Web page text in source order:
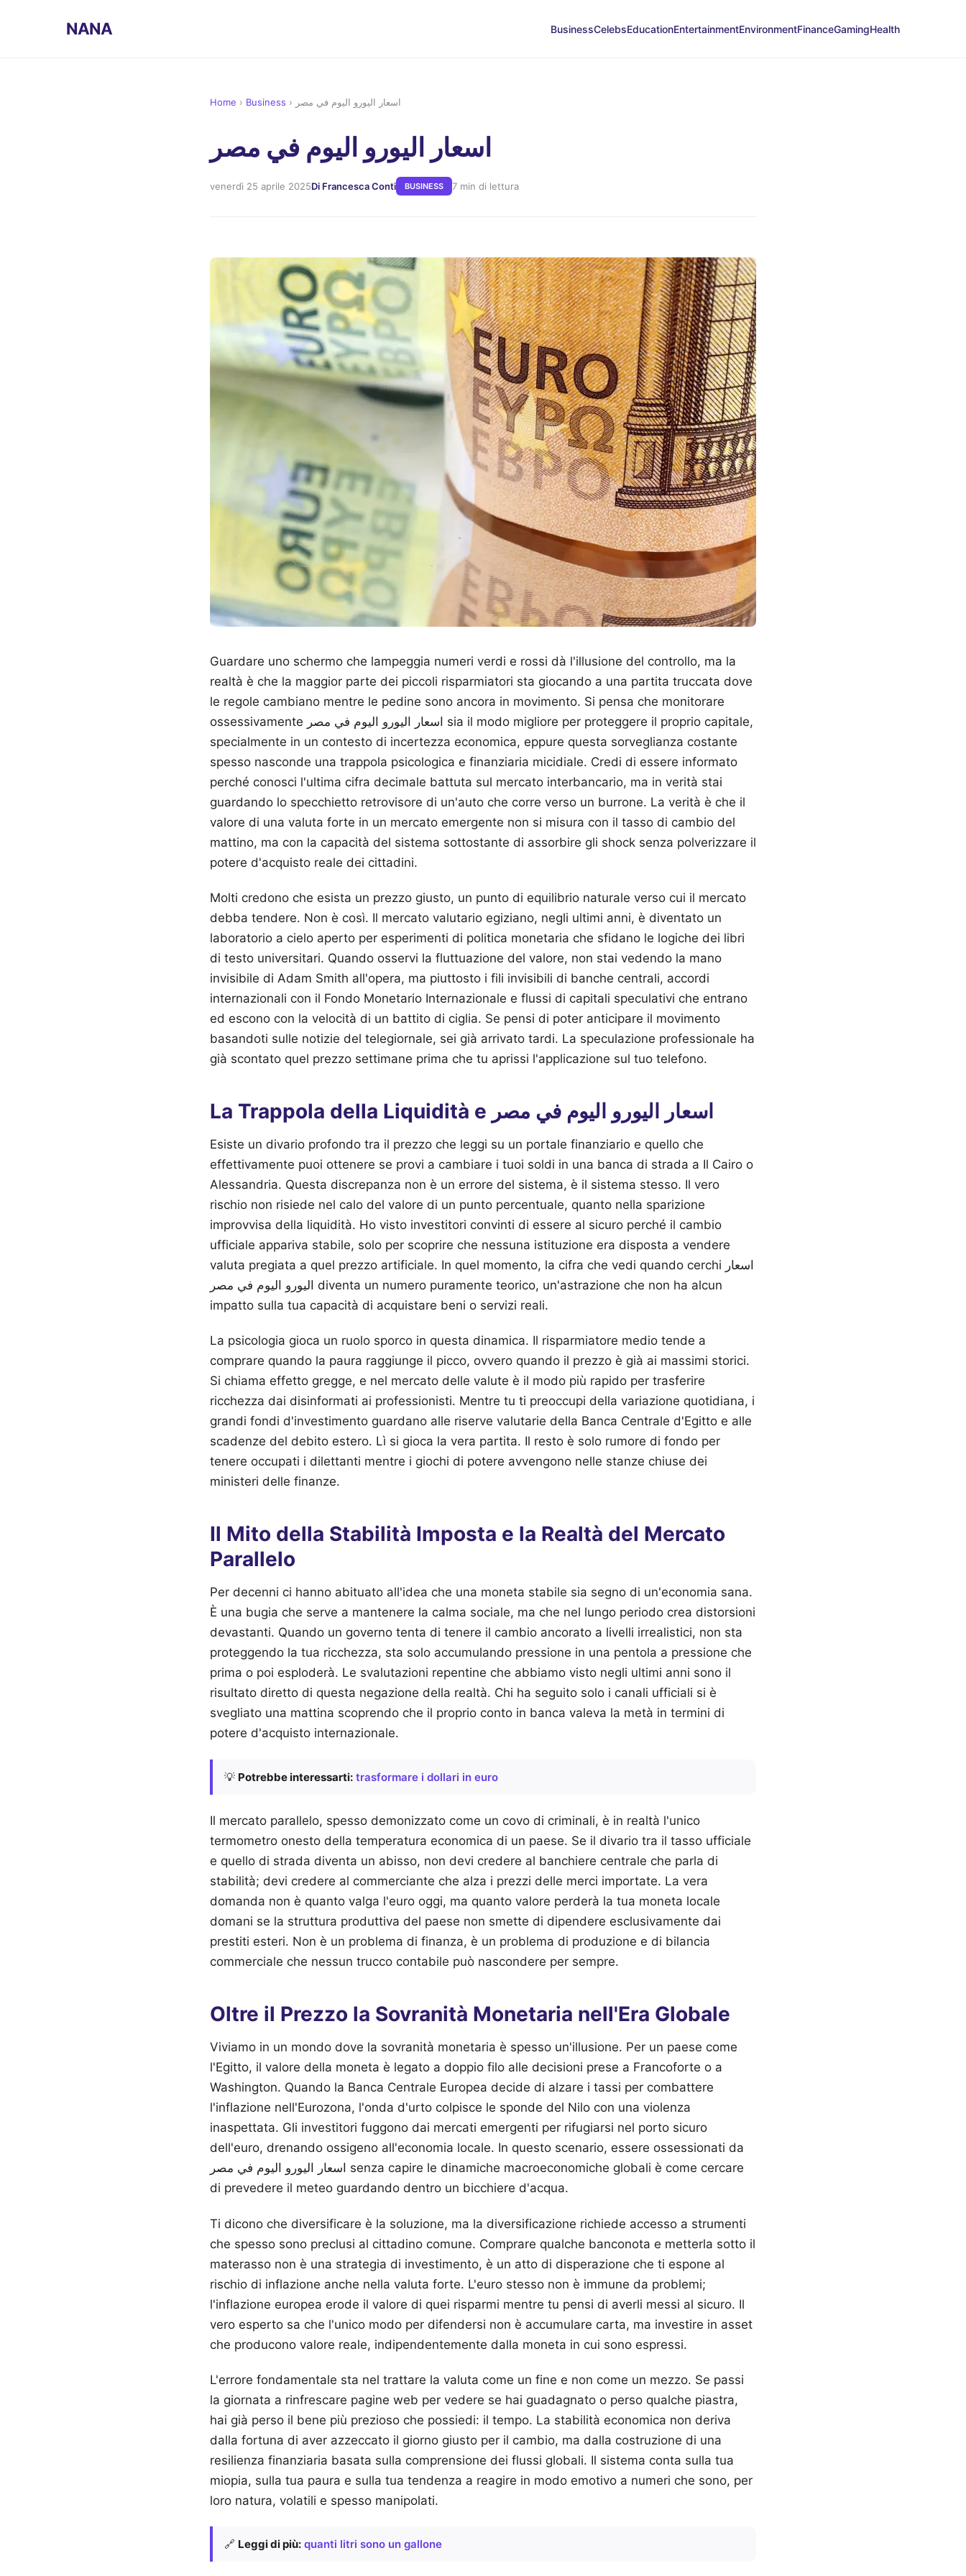
NANA BusinessCelebsEducationEntertainmentEnvironmentFinanceGamingHealth
Home › Business › اسعار اليورو اليوم في مصر
اسعار اليورو اليوم في مصر
venerdì 25 aprile 2025Di Francesca Conti BUSINESS 7 min di lettura
Guardare uno schermo che lampeggia numeri verdi e rossi dà l'illusione del controllo, ma la
realtà è che la maggior parte dei piccoli risparmiatori sta giocando a una partita truccata dove
le regole cambiano mentre le pedine sono ancora in movimento. Si pensa che monitorare
ossessivamente اسعار اليورو اليوم في مصر sia il modo migliore per proteggere il proprio capitale,
specialmente in un contesto di incertezza economica, eppure questa sorveglianza costante
spesso nasconde una trappola psicologica e finanziaria micidiale. Credi di essere informato
perché conosci l'ultima cifra decimale battuta sul mercato interbancario, ma in verità stai
guardando lo specchietto retrovisore di un'auto che corre verso un burrone. La verità è che il
valore di una valuta forte in un mercato emergente non si misura con il tasso di cambio del
mattino, ma con la capacità del sistema sottostante di assorbire gli shock senza polverizzare il
potere d'acquisto reale dei cittadini.
Molti credono che esista un prezzo giusto, un punto di equilibrio naturale verso cui il mercato
debba tendere. Non è così. Il mercato valutario egiziano, negli ultimi anni, è diventato un
laboratorio a cielo aperto per esperimenti di politica monetaria che sfidano le logiche dei libri
di testo universitari. Quando osservi la fluttuazione del valore, non stai vedendo la mano
invisibile di Adam Smith all'opera, ma piuttosto i fili invisibili di banche centrali, accordi
internazionali con il Fondo Monetario Internazionale e flussi di capitali speculativi che entrano
ed escono con la velocità di un battito di ciglia. Se pensi di poter anticipare il movimento
basandoti sulle notizie del telegiornale, sei già arrivato tardi. La speculazione professionale ha
già scontato quel prezzo settimane prima che tu aprissi l'applicazione sul tuo telefono.
La Trappola della Liquidità e اسعار اليورو اليوم في مصر
Esiste un divario profondo tra il prezzo che leggi su un portale finanziario e quello che
effettivamente puoi ottenere se provi a cambiare i tuoi soldi in una banca di strada a Il Cairo o
Alessandria. Questa discrepanza non è un errore del sistema, è il sistema stesso. Il vero
rischio non risiede nel calo del valore di un punto percentuale, quanto nella sparizione
improvvisa della liquidità. Ho visto investitori convinti di essere al sicuro perché il cambio
ufficiale appariva stabile, solo per scoprire che nessuna istituzione era disposta a vendere
valuta pregiata a quel prezzo artificiale. In quel momento, la cifra che vedi quando cerchi اسعار
اليورو اليوم في مصر diventa un numero puramente teorico, un'astrazione che non ha alcun
impatto sulla tua capacità di acquistare beni o servizi reali.
La psicologia gioca un ruolo sporco in questa dinamica. Il risparmiatore medio tende a
comprare quando la paura raggiunge il picco, ovvero quando il prezzo è già ai massimi storici.
Si chiama effetto gregge, e nel mercato delle valute è il modo più rapido per trasferire
ricchezza dai disinformati ai professionisti. Mentre tu ti preoccupi della variazione quotidiana, i
grandi fondi d'investimento guardano alle riserve valutarie della Banca Centrale d'Egitto e alle
scadenze del debito estero. Lì si gioca la vera partita. Il resto è solo rumore di fondo per
tenere occupati i dilettanti mentre i giochi di potere avvengono nelle stanze chiuse dei
ministeri delle finanze.
Il Mito della Stabilità Imposta e la Realtà del Mercato
Parallelo
Per decenni ci hanno abituato all'idea che una moneta stabile sia segno di un'economia sana.
È una bugia che serve a mantenere la calma sociale, ma che nel lungo periodo crea distorsioni
devastanti. Quando un governo tenta di tenere il cambio ancorato a livelli irrealistici, non sta
proteggendo la tua ricchezza, sta solo accumulando pressione in una pentola a pressione che
prima o poi esploderà. Le svalutazioni repentine che abbiamo visto negli ultimi anni sono il
risultato diretto di questa negazione della realtà. Chi ha seguito solo i canali ufficiali si è
svegliato una mattina scoprendo che il proprio conto in banca valeva la metà in termini di
potere d'acquisto internazionale.
💡 Potrebbe interessarti: trasformare i dollari in euro
Il mercato parallelo, spesso demonizzato come un covo di criminali, è in realtà l'unico
termometro onesto della temperatura economica di un paese. Se il divario tra il tasso ufficiale
e quello di strada diventa un abisso, non devi credere al banchiere centrale che parla di
stabilità; devi credere al commerciante che alza i prezzi delle merci importate. La vera
domanda non è quanto valga l'euro oggi, ma quanto valore perderà la tua moneta locale
domani se la struttura produttiva del paese non smette di dipendere esclusivamente dai
prestiti esteri. Non è un problema di finanza, è un problema di produzione e di bilancia
commerciale che nessun trucco contabile può nascondere per sempre.
Oltre il Prezzo la Sovranità Monetaria nell'Era Globale
Viviamo in un mondo dove la sovranità monetaria è spesso un'illusione. Per un paese come
l'Egitto, il valore della moneta è legato a doppio filo alle decisioni prese a Francoforte o a
Washington. Quando la Banca Centrale Europea decide di alzare i tassi per combattere
l'inflazione nell'Eurozona, l'onda d'urto colpisce le sponde del Nilo con una violenza
inaspettata. Gli investitori fuggono dai mercati emergenti per rifugiarsi nel porto sicuro
dell'euro, drenando ossigeno all'economia locale. In questo scenario, essere ossessionati da
اسعار اليورو اليوم في مصر senza capire le dinamiche macroeconomiche globali è come cercare
di prevedere il meteo guardando dentro un bicchiere d'acqua.
Ti dicono che diversificare è la soluzione, ma la diversificazione richiede accesso a strumenti
che spesso sono preclusi al cittadino comune. Comprare qualche banconota e metterla sotto il
materasso non è una strategia di investimento, è un atto di disperazione che ti espone al
rischio di inflazione anche nella valuta forte. L'euro stesso non è immune da problemi;
l'inflazione europea erode il valore di quei risparmi mentre tu pensi di averli messi al sicuro. Il
vero esperto sa che l'unico modo per difendersi non è accumulare carta, ma investire in asset
che producono valore reale, indipendentemente dalla moneta in cui sono espressi.
L'errore fondamentale sta nel trattare la valuta come un fine e non come un mezzo. Se passi
la giornata a rinfrescare pagine web per vedere se hai guadagnato o perso qualche piastra,
hai già perso il bene più prezioso che possiedi: il tempo. La stabilità economica non deriva
dalla fortuna di aver azzeccato il giorno giusto per il cambio, ma dalla costruzione di una
resilienza finanziaria basata sulla comprensione dei flussi globali. Il sistema conta sulla tua
miopia, sulla tua paura e sulla tua tendenza a reagire in modo emotivo a numeri che sono, per
loro natura, volatili e spesso manipolati.
🔗 Leggi di più: quanti litri sono un gallone